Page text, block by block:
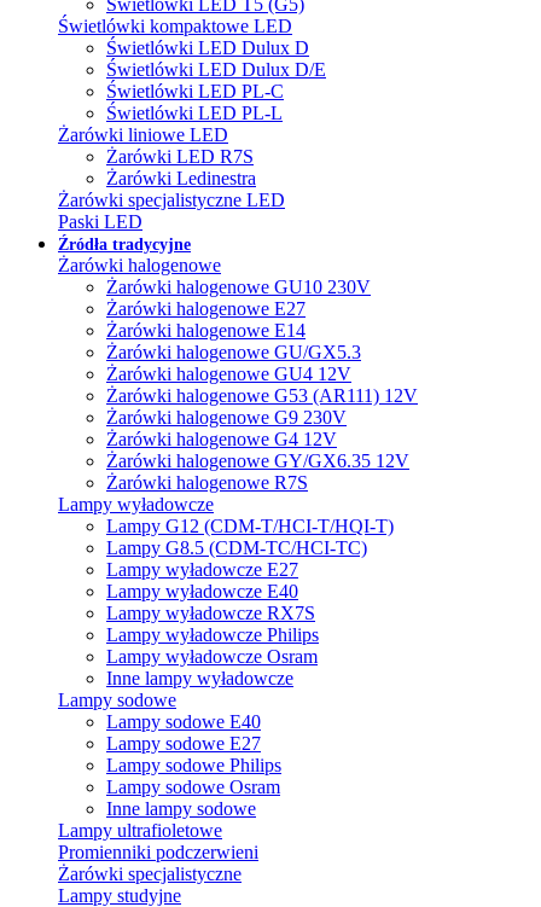
Świetlówki kompaktowe LED
Świetlówki LED Dulux D
Świetlówki LED Dulux D/E
Świetlówki LED PL-C
Świetlówki LED PL-L
Żarówki liniowe LED
Żarówki LED R7S
Żarówki Ledinestra
Żarówki specjalistyczne LED
Paski LED
Źródła tradycyjne
Żarówki halogenowe
Żarówki halogenowe GU10 230V
Żarówki halogenowe E27
Żarówki halogenowe E14
Żarówki halogenowe GU/GX5.3
Żarówki halogenowe GU4 12V
Żarówki halogenowe G53 (AR111) 12V
Żarówki halogenowe G9 230V
Żarówki halogenowe G4 12V
Żarówki halogenowe GY/GX6.35 12V
Żarówki halogenowe R7S
Lampy wyładowcze
Lampy G12 (CDM-T/HCI-T/HQI-T)
Lampy G8.5 (CDM-TC/HCI-TC)
Lampy wyładowcze E27
Lampy wyładowcze E40
Lampy wyładowcze RX7S
Lampy wyładowcze Philips
Lampy wyładowcze Osram
Inne lampy wyładowcze
Lampy sodowe
Lampy sodowe E40
Lampy sodowe E27
Lampy sodowe Philips
Lampy sodowe Osram
Inne lampy sodowe
Lampy ultrafioletowe
Promienniki podczerwieni
Żarówki specjalistyczne
Lampy studyjne